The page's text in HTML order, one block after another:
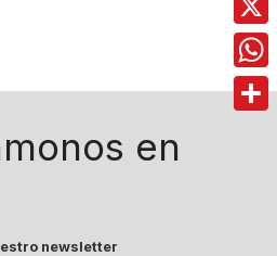
en
newsletter
X